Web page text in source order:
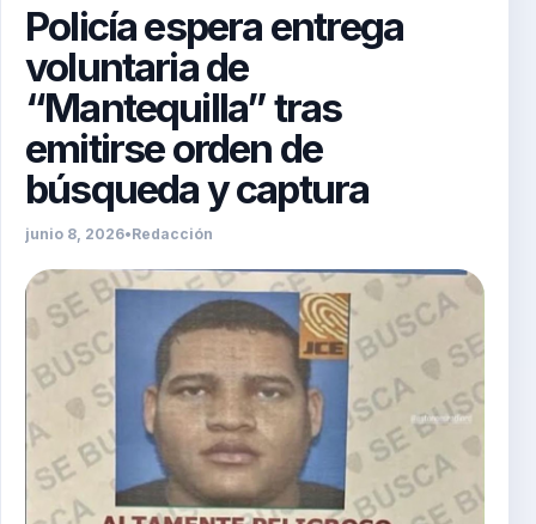
Policía espera entrega
voluntaria de
“Mantequilla” tras
emitirse orden de
búsqueda y captura
junio 8, 2026•Redacción